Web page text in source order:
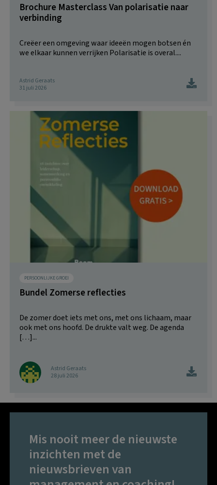
Brochure Masterclass Van polarisatie naar
verbinding
Creëer een omgeving waar ideeën mogen botsen én
we elkaar kunnen verrijken Polarisatie is overal....
Astrid Geraats
31 juli 2026
PERSOONLIJKE GROEI
Bundel Zomerse reflecties
De zomer doet iets met ons, met ons lichaam, maar
ook met ons hoofd. De drukte valt weg. De agenda
[…]...
Astrid Geraats
28 juli 2026
Mis nooit meer de nieuwste
inzichten met de
nieuwsbrieven van